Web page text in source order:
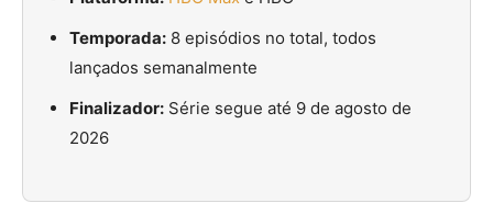
Temporada:8 episódios no total, todos
lançados semanalmente
Finalizador:Série segue até 9 de agosto de
2026